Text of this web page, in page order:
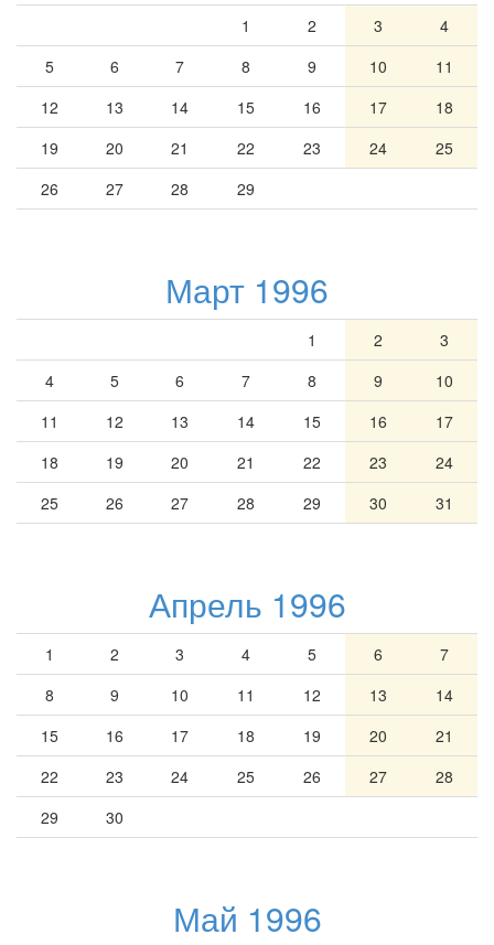
1 2 3
4
5
6 7 8 9 10
11
12
13 14 15 16 17
18
19
20 21 22 23 24
25
26
27 28 29
Март 1996
1 2
3
4
5 6 7 8 9
10
11
12 13 14 15 16
17
18
19 20 21 22 23
24
25
26 27 28 29 30 31
Апрель 1996
1 2 3 4 5 6
7
8
9 10 11 12 13
14
15
16 17 18 19 20
21
22
23 24 25 26 27
28
29
30
Май 1996